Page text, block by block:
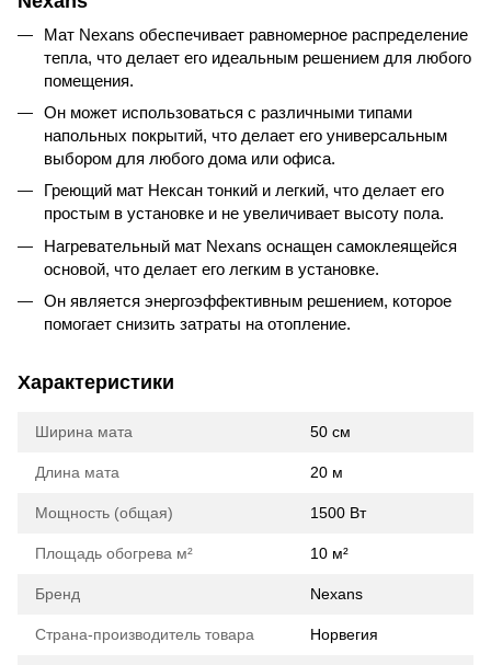
Мат Nexans обеспечивает равномерное распределение
тепла, что делает его идеальным решением для любого
помещения.
Он может использоваться с различными типами
напольных покрытий, что делает его универсальным
выбором для любого дома или офиса.
Греющий мат Нексан тонкий и легкий, что делает его
простым в установке и не увеличивает высоту пола.
Нагревательный мат Nexans оснащен самоклеящейся
основой, что делает его легким в установке.
Он является энергоэффективным решением, которое
помогает снизить затраты на отопление.
Характеристики
Ширина мата 50 см
Длина мата 20 м
Мощность (общая) 1500 Вт
Площадь обогрева м² 10 м²
Бренд Nexans
Страна-производитель товара Норвегия